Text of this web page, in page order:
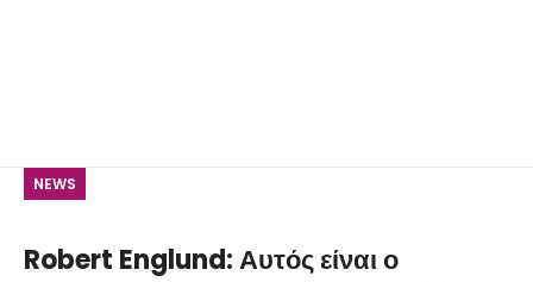
NEWS
Robert Englund: Αυτός είναι ο